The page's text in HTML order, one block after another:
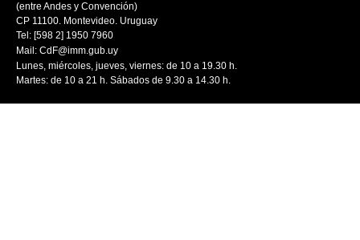
(entre Andes y Convención)
CP 11100. Montevideo. Uruguay
Tel: [598 2] 1950 7960
Mail: CdF@imm.gub.uy
Lunes, miércoles, jueves, viernes: de 10 a 19.30 h.
Martes: de 10 a 21 h. Sábados de 9.30 a 14.30 h.